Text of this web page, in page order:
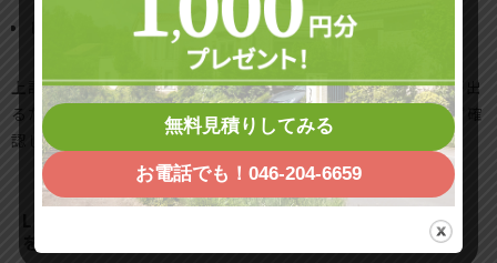
レンジフードのダクト・規格調整：2万〜6万円前後
上記はよくある範囲感です。築年数やマンション規約で差が出
るため、
工事範囲の線引きと追加費用の条件
を見積書で必ず確
認してください。
L型やペニンシュラの相場と価格アップが起こる理由
をわかりやすく
無料見積りしてみる
お電話でも！046-204-6659